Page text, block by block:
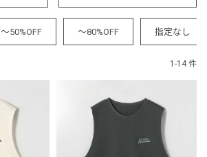
～50%OFF ～80%OFF 指定なし
1-14 件